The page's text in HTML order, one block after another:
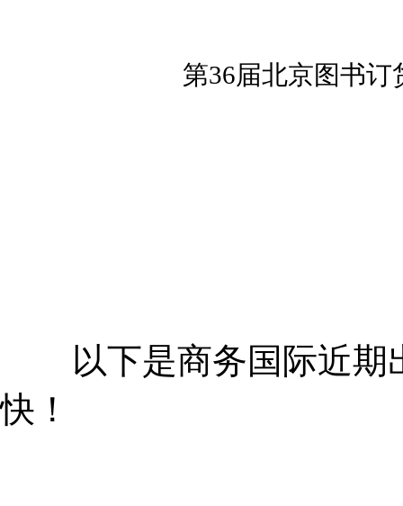
第36届北京图书订
以下是商务国际近期
快！